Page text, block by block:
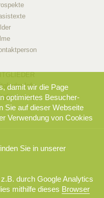
Info
Login
damit wir die Page
optimiertes Besucher-
Sie auf dieser Webseite
Verwendung von Cookies
Sie in unserer
durch Google Analytics
mithilfe dieses Browser